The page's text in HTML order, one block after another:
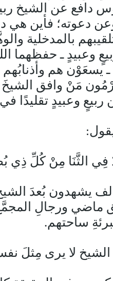
دافع عن الشيخ
دعوته؛ فأين هي
بالمدخلية
وعبيدٍ ـ حفظهما
هم وأذنابُهم
مَنْ وافق
وعبيدٍ تقليدًا
فِي الثَّنَا مِنْ كُلِّ ذِي
يشهدون بُعدَ
ماضي ورجالِ
ساحتهم.
لا يرى مِثلَ